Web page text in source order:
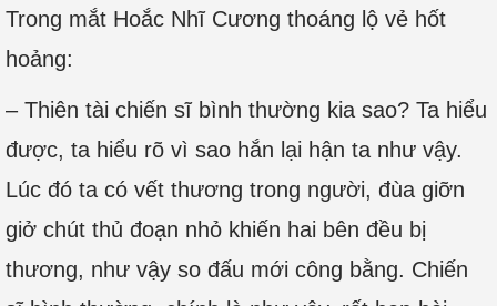
Trong mắt Hoắc Nhĩ Cương thoáng lộ vẻ hốt
hoảng:
– Thiên tài chiến sĩ bình thường kia sao? Ta hiểu
được, ta hiểu rõ vì sao hắn lại hận ta như vậy.
Lúc đó ta có vết thương trong người, đùa giỡn
giở chút thủ đoạn nhỏ khiến hai bên đều bị
thương, như vậy so đấu mới công bằng. Chiến